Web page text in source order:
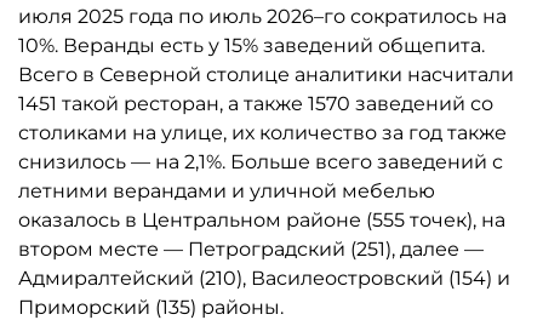
июля 2025 года по июль 2026–го сократилось на
10%. Веранды есть у 15% заведений общепита.
Всего в Северной столице аналитики насчитали
1451 такой ресторан, а также 1570 заведений со
столиками на улице, их количество за год также
снизилось — на 2,1%. Больше всего заведений с
летними верандами и уличной мебелью
оказалось в Центральном районе (555 точек), на
втором месте — Петроградский (251), далее —
Адмиралтейский (210), Василеостровский (154) и
Приморский (135) районы.